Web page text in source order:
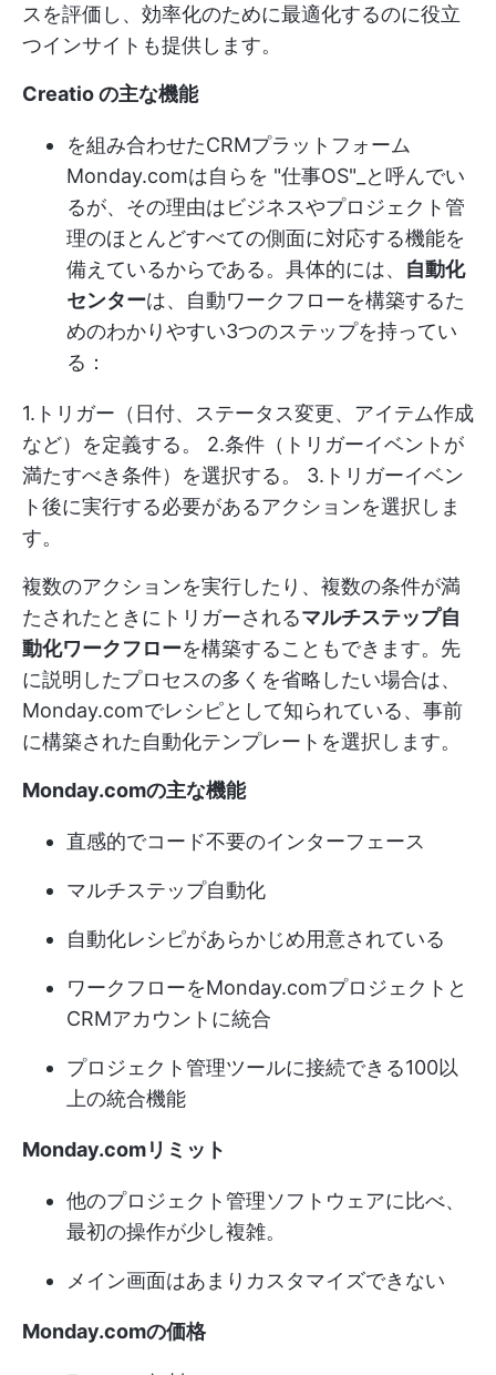
スを評価し、効率化のために最適化するのに役立
つインサイトも提供します。
Creatio の主な機能
を組み合わせたCRMプラットフォーム
Monday.comは自らを "仕事OS"_と呼んでい
るが、その理由はビジネスやプロジェクト管
理のほとんどすべての側面に対応する機能を
備えているからである。具体的には、 自動化
センターは、自動ワークフローを構築するた
めのわかりやすい3つのステップを持ってい
る：
1.トリガー（日付、ステータス変更、アイテム作成
など）を定義する。 2.条件（トリガーイベントが
満たすべき条件）を選択する。 3.トリガーイベン
ト後に実行する必要があるアクションを選択しま
す。
複数のアクションを実行したり、複数の条件が満
たされたときにトリガーされるマルチステップ自
動化ワークフローを構築することもできます。先
に説明したプロセスの多くを省略したい場合は、
Monday.comでレシピとして知られている、事前
に構築された自動化テンプレートを選択します。
Monday.comの主な機能
直感的でコード不要のインターフェース
マルチステップ自動化
自動化レシピがあらかじめ用意されている
ワークフローをMonday.comプロジェクトと
CRMアカウントに統合
プロジェクト管理ツールに接続できる100以
上の統合機能
Monday.comリミット
他のプロジェクト管理ソフトウェアに比べ、
最初の操作が少し複雑。
メイン画面はあまりカスタマイズできない
Monday.comの価格